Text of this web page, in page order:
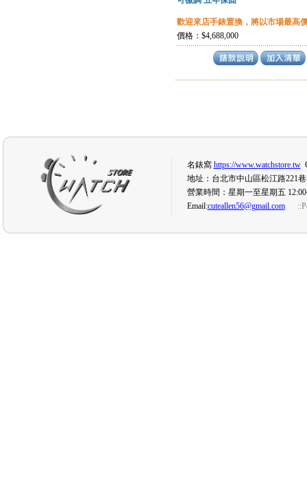
歡迎來店手錶置換，將以市場最高
價格：$4,688,000
名錶窩 https://www.watchstore.tw
地址：台北市中山區松江路221
營業時間：星期一至星期五
Email:cuteallen56@gmail.com ::